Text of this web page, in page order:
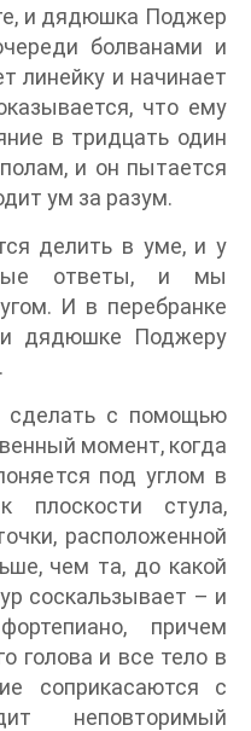
и дядюшка Поджер
болванами и
линейку и начинает
что ему
в тридцать один
и он пытается
ум за разум.
делить в уме, и у
ответы, и мы
И в перебранке
дядюшке Поджеру
сделать с помощью
момент, когда
под углом в
плоскости стула,
расположенной
чем та, до какой
соскальзывает – и
причем
голова и все тело в
соприкасаются с
неповторимый